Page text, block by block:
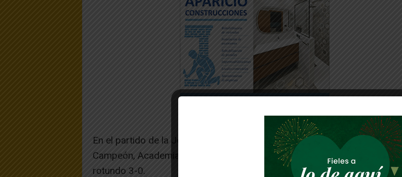
En el partido de la Jornada, Peña Beterri no dio ninguna opción al vigente
Campeón, Academia Talentia-Construcciones Gado, al que derrotó por un
rotundo 3-0.